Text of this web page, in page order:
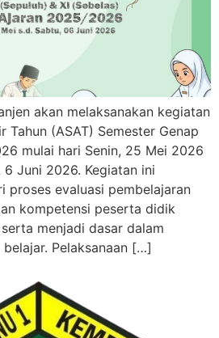
akan melaksanakan kegiatan
Tahun (ASAT) Semester Genap
mulai hari Senin, 25 Mei 2026
Juni 2026. Kegiatan ini
proses evaluasi pembelajaran
kompetensi peserta didik
menjadi dasar dalam
Pelaksanaan […]